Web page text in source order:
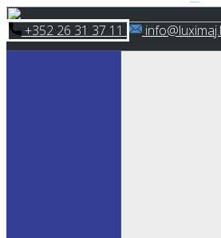
Skip
to
content
​+352 26 31 37 11